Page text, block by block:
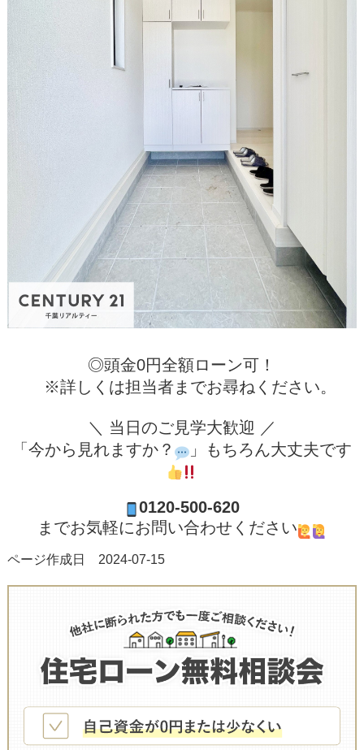
◎頭金0円全額ローン可！
※詳しくは担当者までお尋ねください。
＼ 当日のご見学大歓迎 ／
「今から見れますか？
」もちろん大丈夫です
0120-500-620
までお気軽にお問い合わせください
ページ作成日 2024-07-15